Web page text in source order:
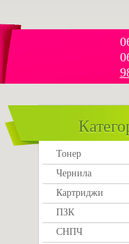
Тонер
Чернила
Картриджи
ПЗК
СНПЧ